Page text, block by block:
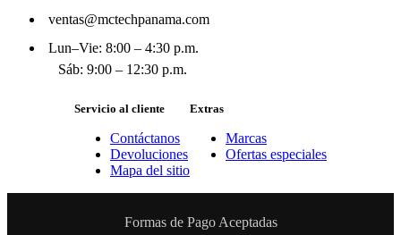
ventas@mctechpanama.com
Lun–Vie: 8:00 – 4:30 p.m.
Sáb: 9:00 – 12:30 p.m.
Servicio al cliente
Contáctanos
Devoluciones
Mapa del sitio
Extras
Marcas
Ofertas especiales
Formas de Pago Aceptadas